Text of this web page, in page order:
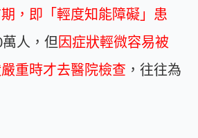
，即「輕度知能障礙」患
萬人，但因症狀輕微容易被
重時才去醫院檢查 ，往往為